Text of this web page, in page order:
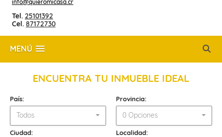
info@quieromicasa.cr
Tel. 25101392
Cel. 87172730
MENÚ
ENCUENTRA TU INMUEBLE IDEAL
País:
Todos
Provincia:
0 Opciones
Ciudad: Localidad: